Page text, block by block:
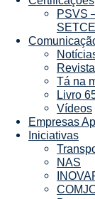
PSVS
Tá na
Livro
Vídeos
Empresas
Iniciativas
NAS